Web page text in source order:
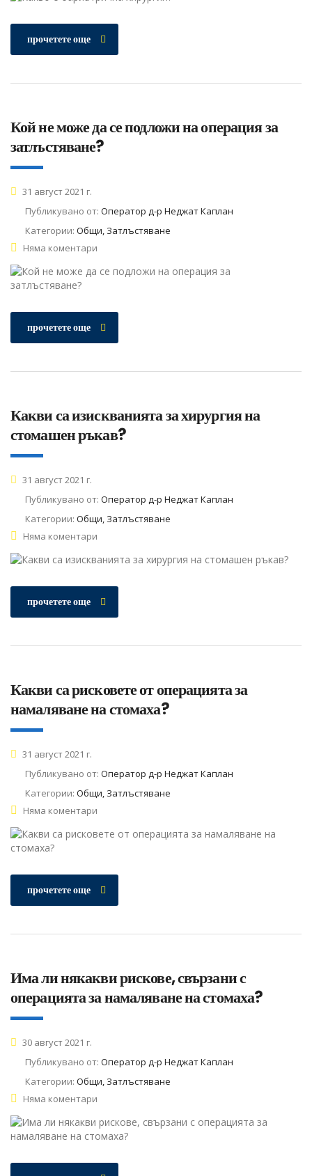
прочетете още
Кой не може да се подложи на операция за
затлъстяване?
31 август 2021 г.
Публикувано от: Оператор д-р Неджат Каплан
Категории: Общи, Затлъстяване
Няма коментари
прочетете още
Какви са изискванията за хирургия на
стомашен ръкав?
31 август 2021 г.
Публикувано от: Оператор д-р Неджат Каплан
Категории: Общи, Затлъстяване
Няма коментари
прочетете още
Какви са рисковете от операцията за
намаляване на стомаха?
31 август 2021 г.
Публикувано от: Оператор д-р Неджат Каплан
Категории: Общи, Затлъстяване
Няма коментари
прочетете още
Има ли някакви рискове, свързани с
операцията за намаляване на стомаха?
30 август 2021 г.
Публикувано от: Оператор д-р Неджат Каплан
Категории: Общи, Затлъстяване
Няма коментари